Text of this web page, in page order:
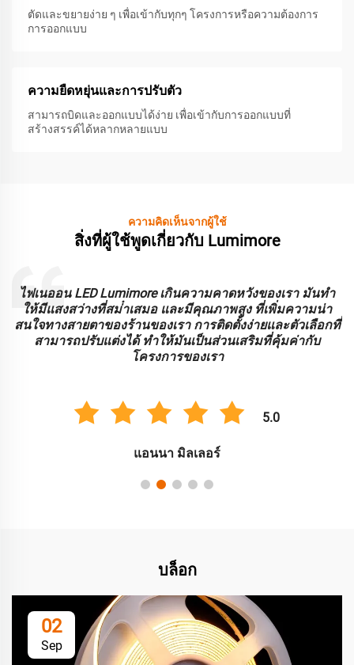
ตัดและขยายง่าย ๆ เพื่อเข้ากับทุกๆ โครงการหรือความต้องการ
การออกแบบ
ความยืดหยุ่นและการปรับตัว
สามารถบิดและออกแบบได้ง่าย เพื่อเข้ากับการออกแบบที่
สร้างสรรค์ได้หลากหลายแบบ
ความคิดเห็นจากผู้ใช้
สิ่งที่ผู้ใช้พูดเกี่ยวกับ Lumimore
ไฟเนออน LED Lumimore เกินความคาดหวังของเรา มันทํา
ให้มีแสงสว่างที่สม่ําเสมอ และมีคุณภาพสูง ที่เพิ่มความน่า
สนใจทางสายตาของร้านของเรา การติดตั้งง่ายและตัวเลือกที่
สามารถปรับแต่งได้ ทําให้มันเป็นส่วนเสริมที่คุ้มค่ากับ
โครงการของเรา
5.0
แอนนา มิลเลอร์
บล็อก
02
Sep